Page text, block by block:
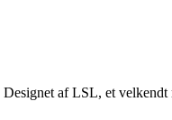
af LSL, et